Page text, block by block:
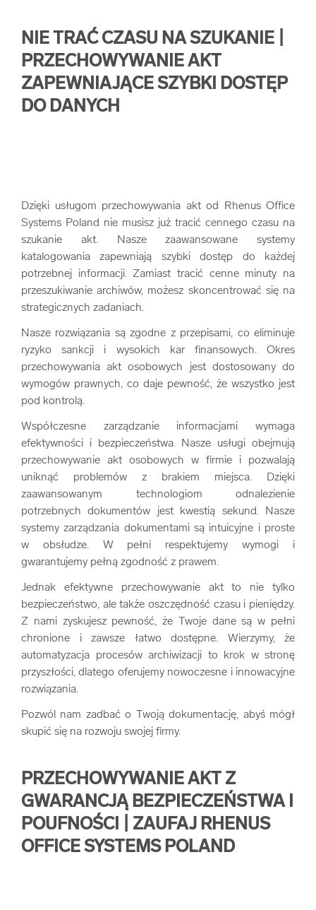
NIE TRAĆ CZASU NA SZUKANIE |
PRZECHOWYWANIE AKT
ZAPEWNIAJĄCE SZYBKI DOSTĘP
DO DANYCH
Dzięki usługom przechowywania akt od Rhenus Office
Systems Poland nie musisz już tracić cennego czasu na
szukanie akt. Nasze zaawansowane systemy
katalogowania zapewniają szybki dostęp do każdej
potrzebnej informacji. Zamiast tracić cenne minuty na
przeszukiwanie archiwów, możesz skoncentrować się na
strategicznych zadaniach.
Nasze rozwiązania są zgodne z przepisami, co eliminuje
ryzyko sankcji i wysokich kar finansowych. Okres
przechowywania akt osobowych jest dostosowany do
wymogów prawnych, co daje pewność, że wszystko jest
pod kontrolą.
Współczesne zarządzanie informacjami wymaga
efektywności i bezpieczeństwa. Nasze usługi obejmują
przechowywanie akt osobowych w firmie i pozwalają
uniknąć problemów z brakiem miejsca. Dzięki
zaawansowanym technologiom odnalezienie
potrzebnych dokumentów jest kwestią sekund. Nasze
systemy zarządzania dokumentami są intuicyjne i proste
w obsłudze. W pełni respektujemy wymogi i
gwarantujemy pełną zgodność z prawem.
Jednak efektywne przechowywanie akt to nie tylko
bezpieczeństwo, ale także oszczędność czasu i pieniędzy.
Z nami zyskujesz pewność, że Twoje dane są w pełni
chronione i zawsze łatwo dostępne. Wierzymy, że
automatyzacja procesów archiwizacji to krok w stronę
przyszłości, dlatego oferujemy nowoczesne i innowacyjne
rozwiązania.
Pozwól nam zadbać o Twoją dokumentację, abyś mógł
skupić się na rozwoju swojej firmy.
PRZECHOWYWANIE AKT Z
GWARANCJĄ BEZPIECZEŃSTWA I
POUFNOŚCI | ZAUFAJ RHENUS
OFFICE SYSTEMS POLAND